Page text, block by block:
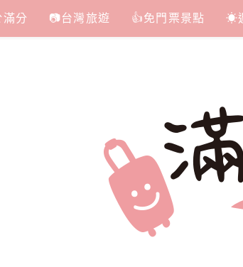
滿分 📷台灣旅遊 👍免門票景點 ☀